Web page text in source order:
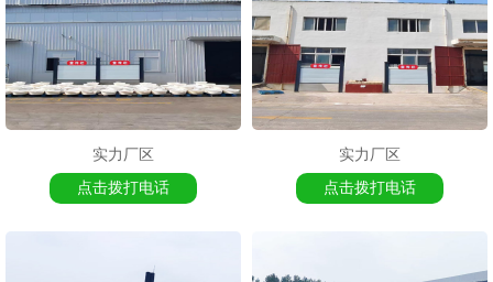
实力厂区
点击拨打电话
实力厂区
点击拨打电话